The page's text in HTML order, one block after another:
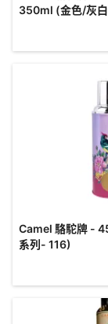
350ml (金色/灰
Camel 駱駝牌 -
系列- 116)